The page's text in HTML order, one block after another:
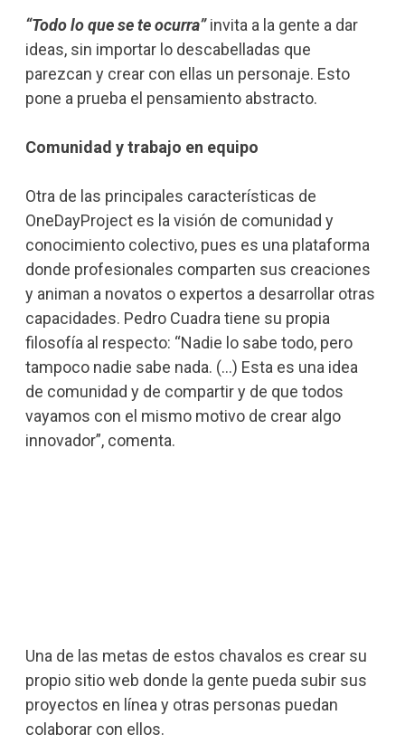
“Todo lo que se te ocurra”invita a la gente a dar
ideas, sin importar lo descabelladas que
parezcan y crear con ellas un personaje. Esto
pone a prueba el pensamiento abstracto.
Comunidad y trabajo en equipo
Otra de las principales características de
OneDayProject es la visión de comunidad y
conocimiento colectivo, pues es una plataforma
donde profesionales comparten sus creaciones
y animan a novatos o expertos a desarrollar otras
capacidades. Pedro Cuadra tiene su propia
filosofía al respecto: “Nadie lo sabe todo, pero
tampoco nadie sabe nada. (…) Esta es una idea
de comunidad y de compartir y de que todos
vayamos con el mismo motivo de crear algo
innovador”, comenta.
Una de las metas de estos chavalos es crear su
propio sitio web donde la gente pueda subir sus
proyectos en línea y otras personas puedan
colaborar con ellos.